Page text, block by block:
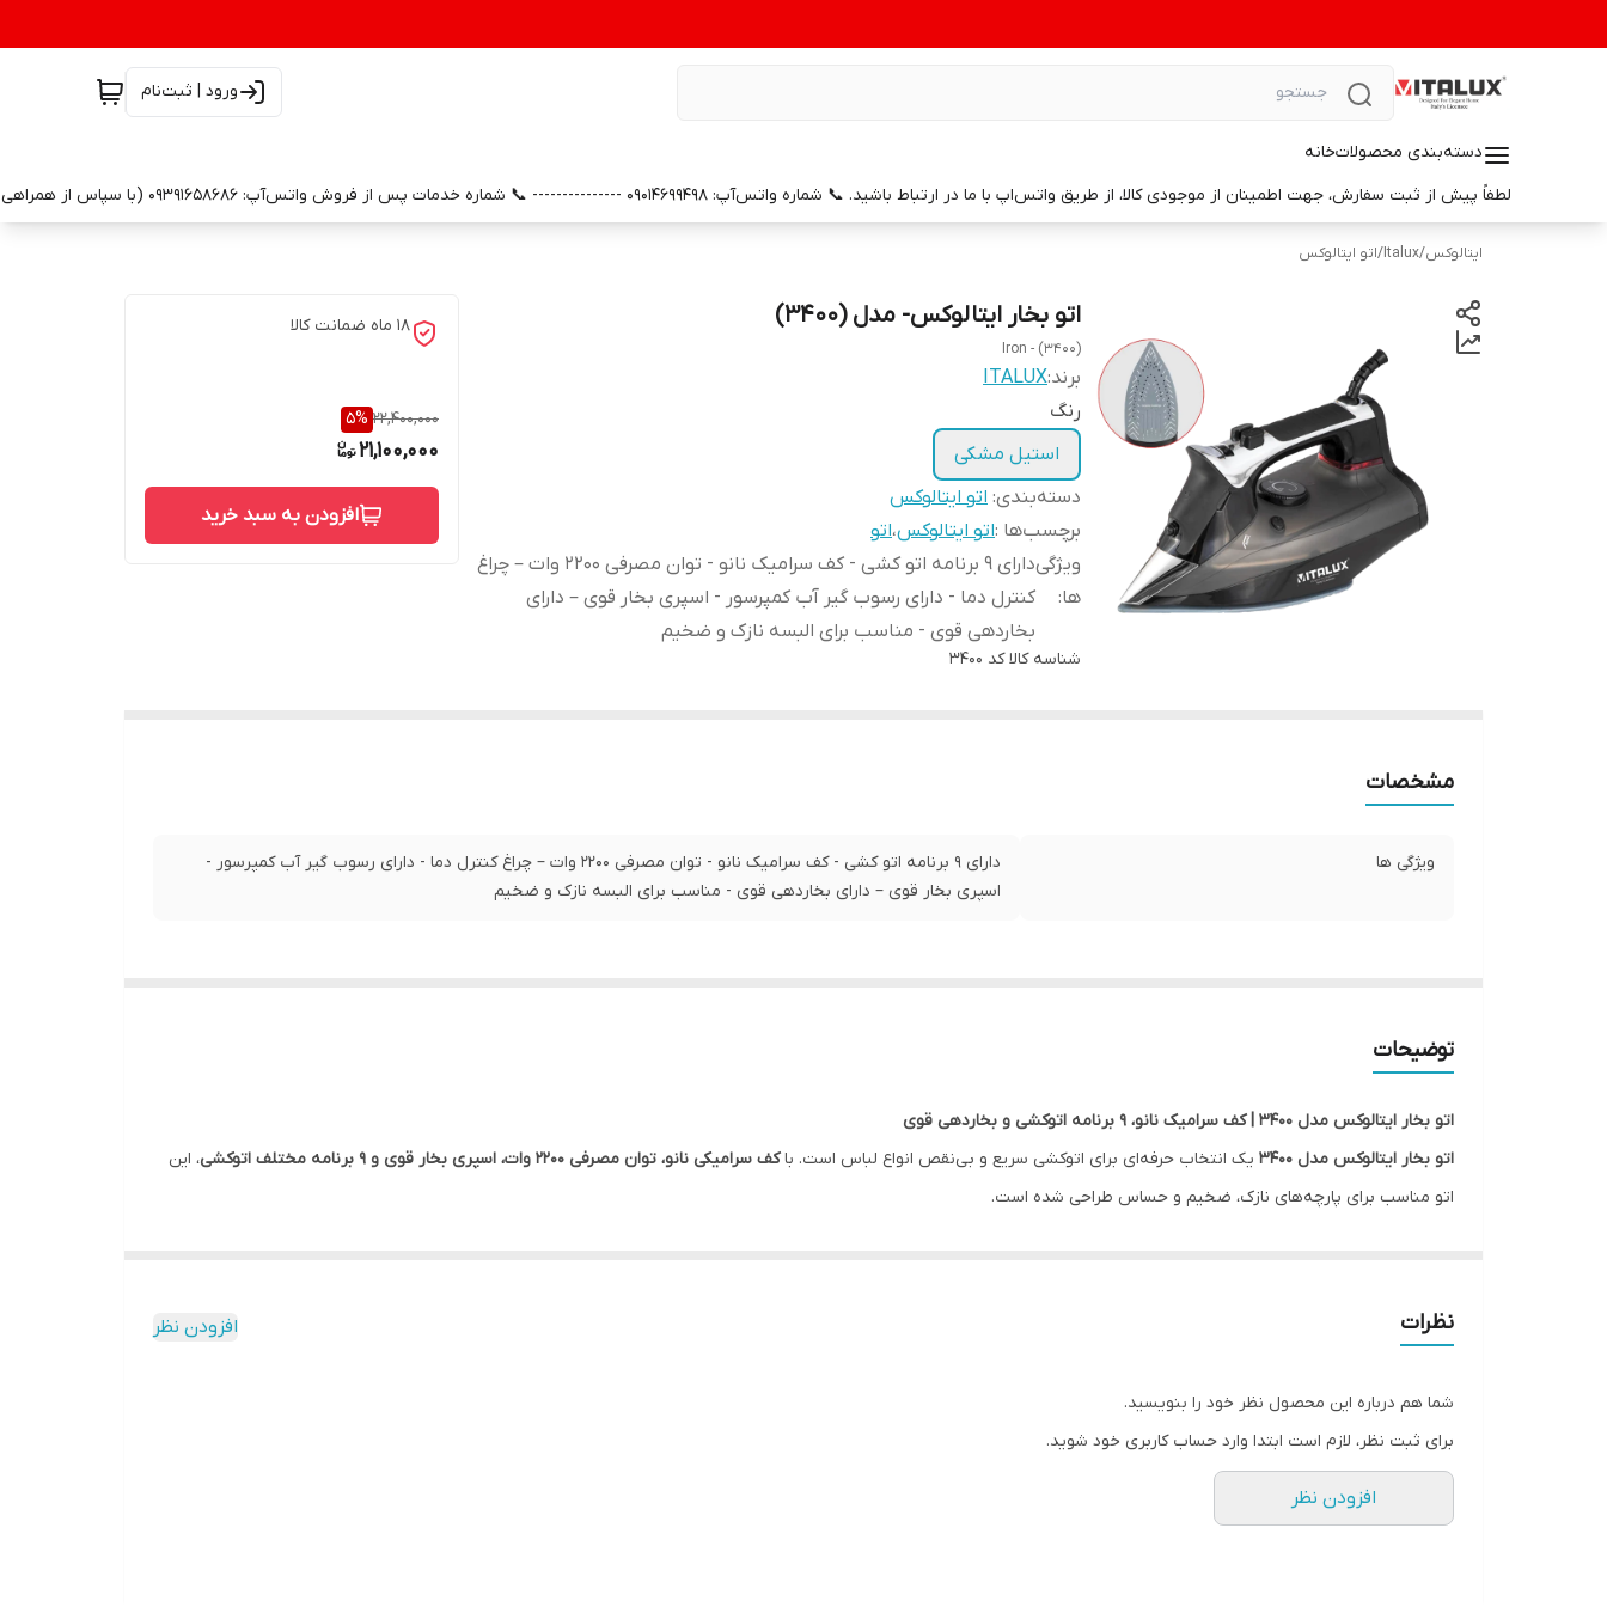
ورود | ثبت‌نام
دسته‌بندی محصولاتخانه
لطفاً پیش از ثبت سفارش، جهت اطمینان از موجودی کالا، از طریق واتس‌اپ با ما در ارتباط باشید. 📞 شماره واتس‌آپ: 09014699498 --------------- 📞 شماره خدمات پس از فروش واتس‌آپ: 09391658686 (با سپاس از همراهی و اعتماد شما)
ایتالوکس/
Italux
/اتو ایتالوکس
اتو بخار ایتالوکس- مدل (3400)
Iron - (3400)
برند:ITALUX
رنگ
استیل مشکی
دسته‌بندی: اتو ایتالوکس
برچسب‌ها :اتو ایتالوکس،اتو
ویژگی
ها:
دارای 9 برنامه اتو کشی - کف سرامیک نانو - توان مصرفی 2200 وات – چراغ
کنترل دما - دارای رسوب گیر آب کمپرسور - اسپری بخار قوی – دارای
بخاردهی قوی - مناسب برای البسه نازک و ضخیم
شناسه کالاکد 3400
18 ماه ضمانت کالا
22,400,000
5%
21,100,000
افزودن به سبد خرید
مشخصات
ویژگی ها
دارای 9 برنامه اتو کشی - کف سرامیک نانو - توان مصرفی 2200 وات – چراغ کنترل دما - دارای رسوب گیر آب کمپرسور -
اسپری بخار قوی – دارای بخاردهی قوی - مناسب برای البسه نازک و ضخیم
توضیحات
اتو بخار ایتالوکس مدل 3400 | کف سرامیک نانو، ۹ برنامه اتوکشی و بخاردهی قوی
اتو بخار ایتالوکس مدل 3400
یک انتخاب حرفه‌ای برای اتوکشی سریع و بی‌نقص انواع لباس است. باکف سرامیکی نانو، توان مصرفی ۲۲۰۰ وات، اسپری بخار قوی و ۹ برنامه مختلف اتوکشی
، این
اتو مناسب برای پارچه‌های نازک، ضخیم و حساس طراحی شده است.
کف سرامیک نانو
توان مصرفی ۲۲۰۰ وات
اسپری بخار قوی و بخاردهی مداوم
مناسب برای لباس‌های نازک، ضخیم، روزمره و رسمی
نظرات افزودن نظر
شما هم درباره این محصول نظر خود را بنویسید.
برای ثبت نظر، لازم است ابتدا وارد حساب کاربری خود شوید.
افزودن نظر